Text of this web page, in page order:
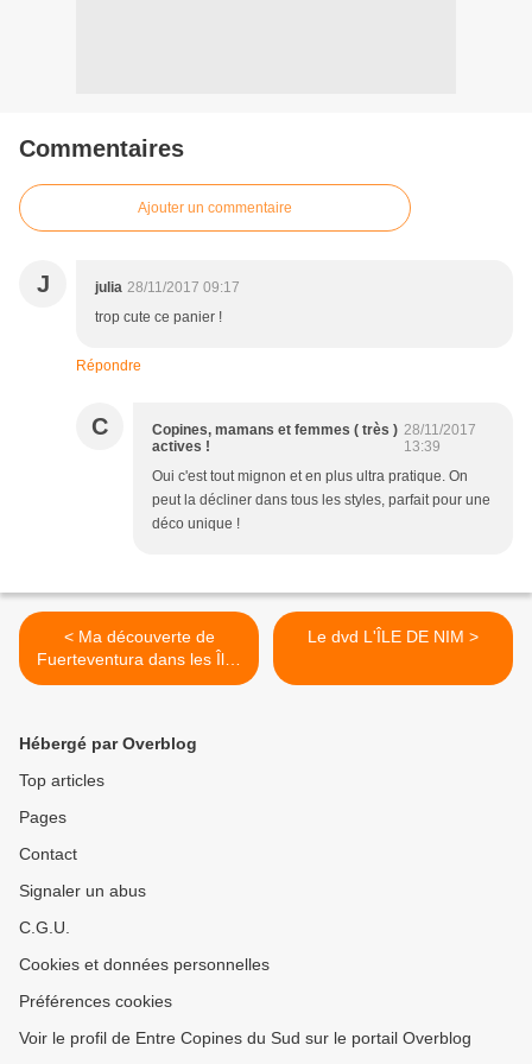
Commentaires
Ajouter un commentaire
J julia 28/11/2017 09:17
trop cute ce panier !
Répondre
C
Copines, mamans et femmes ( très )
actives !
28/11/2017
13:39
Oui c'est tout mignon et en plus ultra pratique. On
peut la décliner dans tous les styles, parfait pour une
déco unique !
< Ma découverte de
Fuerteventura dans les Îles
Canaries
Le dvd L'ÎLE DE NIM >
Hébergé par Overblog
Top articles
Pages
Contact
Signaler un abus
C.G.U.
Cookies et données personnelles
Préférences cookies
Voir le profil de Entre Copines du Sud sur le portail Overblog